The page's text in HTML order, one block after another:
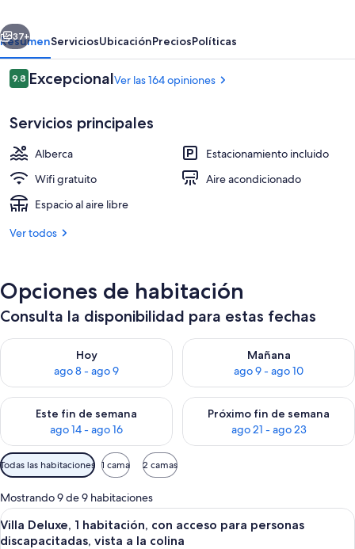
Siguiente
37+
ResumenServiciosUbicaciónPreciosPolíticas
Opiniones
9.89.8 de 10,
ExcepcionalVer las 164 opiniones
Servicios principales
Alberca
Estacionamiento incluido
Wifi gratuito
Aire acondicionado
Espacio al aire libre
Ver todos
Opciones de habitación
Consulta la disponibilidad para estas fechas
Hoy
ago 8 - ago 9
Consulta la disponibilidad para hoy ago 8 - ago 9
Mañana
ago 9 - ago 10
Consulta la disponibilidad
Este fin de semana
ago 14 - ago 16
Consulta la disponibilidad para este fin de semana ago 14 -
Próximo fin de semana
ago 21 - ago 23
Consulta la disponibilidad
Filtros
disponibles
para
las
habitaciones
Todas las habitaciones 1 cama 2 camas
Mostrando 9 de 9 habitaciones
Abrir
todas
Una casa moderna con un amplio
10
Villa Deluxe, 1 habitación, con acceso para personas
discapacitadas, vista a la colina